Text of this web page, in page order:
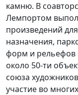
камню. В
Лемпортом
произведений
назначения,
форм и рельефов
около 50-ти
союза
участие во